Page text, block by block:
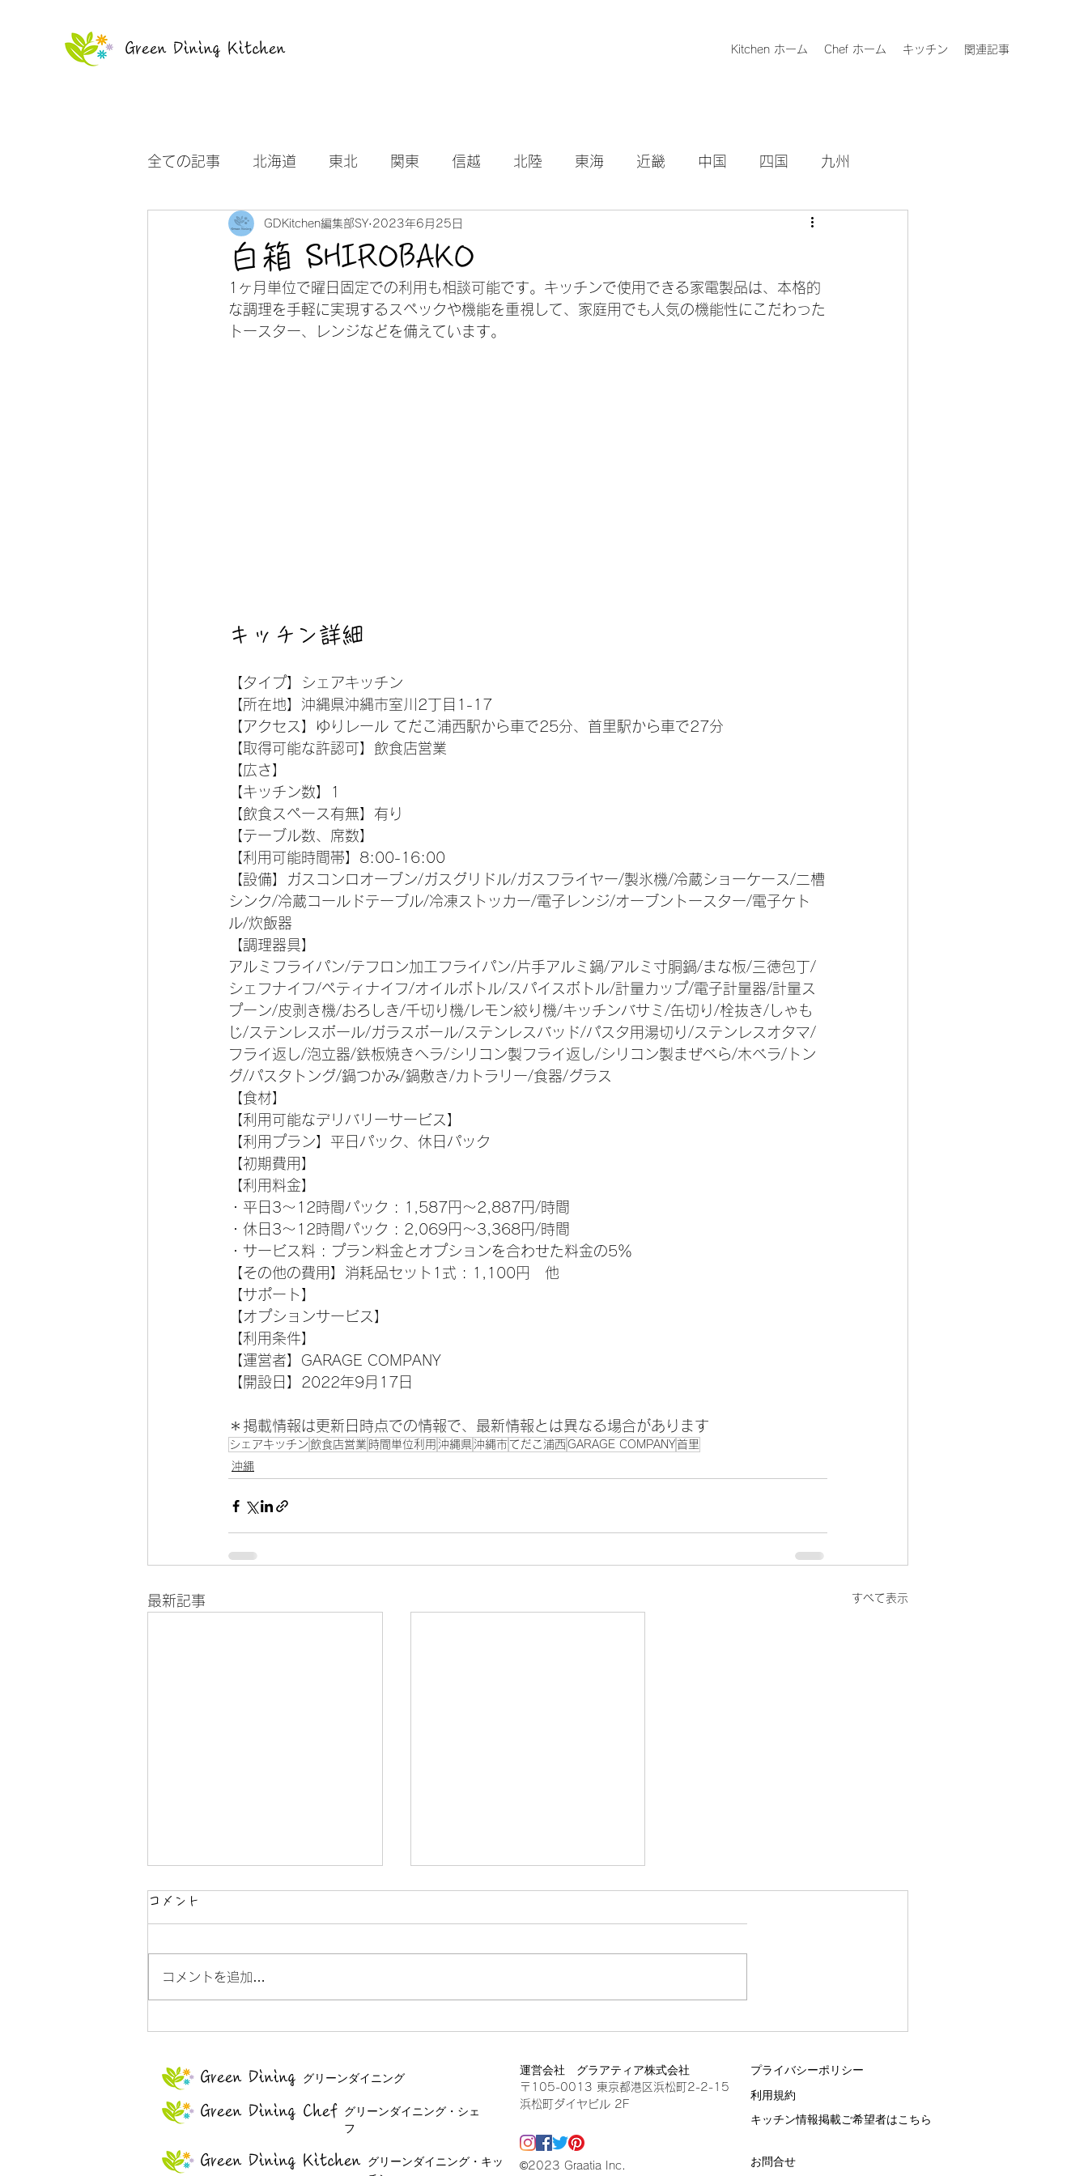
Green Dining Kitchen Kitchen ホーム Chef ホーム キッチン 関連記事
全ての記事 北海道 東北 関東 信越 北陸 東海 近畿 中国 四国 九州
お知らせ
白箱 SHIROBAKO
GDKitchen編集部SY 2023年6月25日
1ヶ月単位で曜日固定での利用も相談可能です。キッチンで使用できる家電製品は、本格的
な調理を手軽に実現するスペックや機能を重視して、家庭用でも人気の機能性にこだわった
トースター、レンジなどを備えています。
キッチン詳細
【タイプ】シェアキッチン
【所在地】沖縄県沖縄市室川2丁目1-17
【アクセス】ゆりレール てだこ浦西駅から車で25分、 首里駅から車で27分
【取得可能な許認可】飲食店営業
【広さ】
【キッチン数】1
【飲食スペース有無】有り
【テーブル数、席数】
【利用可能時間帯】8:00-16:00
【設備】ガスコンロオーブン/ガスグリドル/ガスフライヤー/製氷機/冷蔵ショーケース/二槽
シンク/冷蔵コールドテーブル/冷凍ストッカー/電子レンジ/オーブントースター/電子ケト
ル/炊飯器
【調理器具】
アルミフライパン/テフロン加工フライパン/片手アルミ鍋/アルミ寸胴鍋/まな板/三徳包丁/
シェフナイフ/ペティナイフ/オイルボトル/スパイスボトル/計量カップ/電子計量器/計量ス
プーン/皮剥き機/おろしき/千切り機/レモン絞り機/キッチンバサミ/缶切り/栓抜き/しゃも
じ/ステンレスボール/ガラスボール/ステンレスバッド/パスタ用湯切り/ステンレスオタマ/
フライ返し/泡立器/鉄板焼きヘラ/シリコン製フライ返し/シリコン製まぜべら/木ベラ/トン
グ/パスタトング/鍋つかみ/鍋敷き/カトラリー/食器/グラス
【食材】
【利用可能なデリバリーサービス】
【利用プラン】平日パック、休日パック
【初期費用】
【利用料金】
・平日3～12時間パック : 1,587円〜2,887円/時間
・休日3～12時間パック : 2,069円〜3,368円/時間
・サービス料 : プラン料金とオプションを合わせた料金の5％
【その他の費用】消耗品セット1式 : 1,100円　他
【サポート】
【オプションサービス】
【利用条件】
【運営者】GARAGE COMPANY
【開設日】2022年9月17日
＊掲載情報は更新日時点での情報で、最新情報とは異なる場合があります
シェアキッチン 飲食店営業 時間単位利用 沖縄県 沖縄市 てだこ浦西 GARAGE COMPANY 首里
沖縄
最新記事 すべて表示
コメント
コメントを追加…
Green Dining グリーンダイニング
Green Dining Chef グリーンダイニング・シェ
フ
Green Dining Kitchen グリーンダイニング・キッ
運営会社 グラアティア株式会社
〒105-0013 東京都港区浜松町2-2-15
浜松町ダイヤビル 2F
プライバシーポリシー
利用規約
キッチン情報掲載ご希望者はこちら
©2023 Graatia Inc. お問合せ